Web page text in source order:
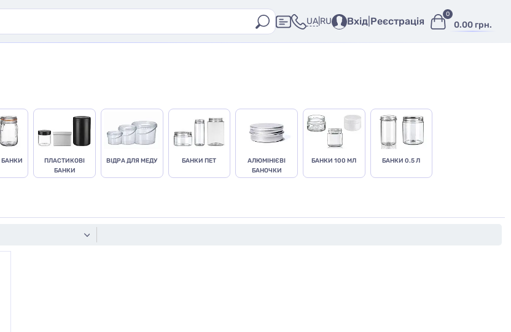
UA RU Вхід Реєстрація 0.00 грн.
0
БАНКИ
ПЛАСТИКОВІ
БАНКИ
ВІДРА ДЛЯ МЕДУ БАНКИ ПЕТ
АЛЮМІНІЄВІ
БАНОЧКИ
БАНКИ 100 МЛ БАНКИ 0.5 Л